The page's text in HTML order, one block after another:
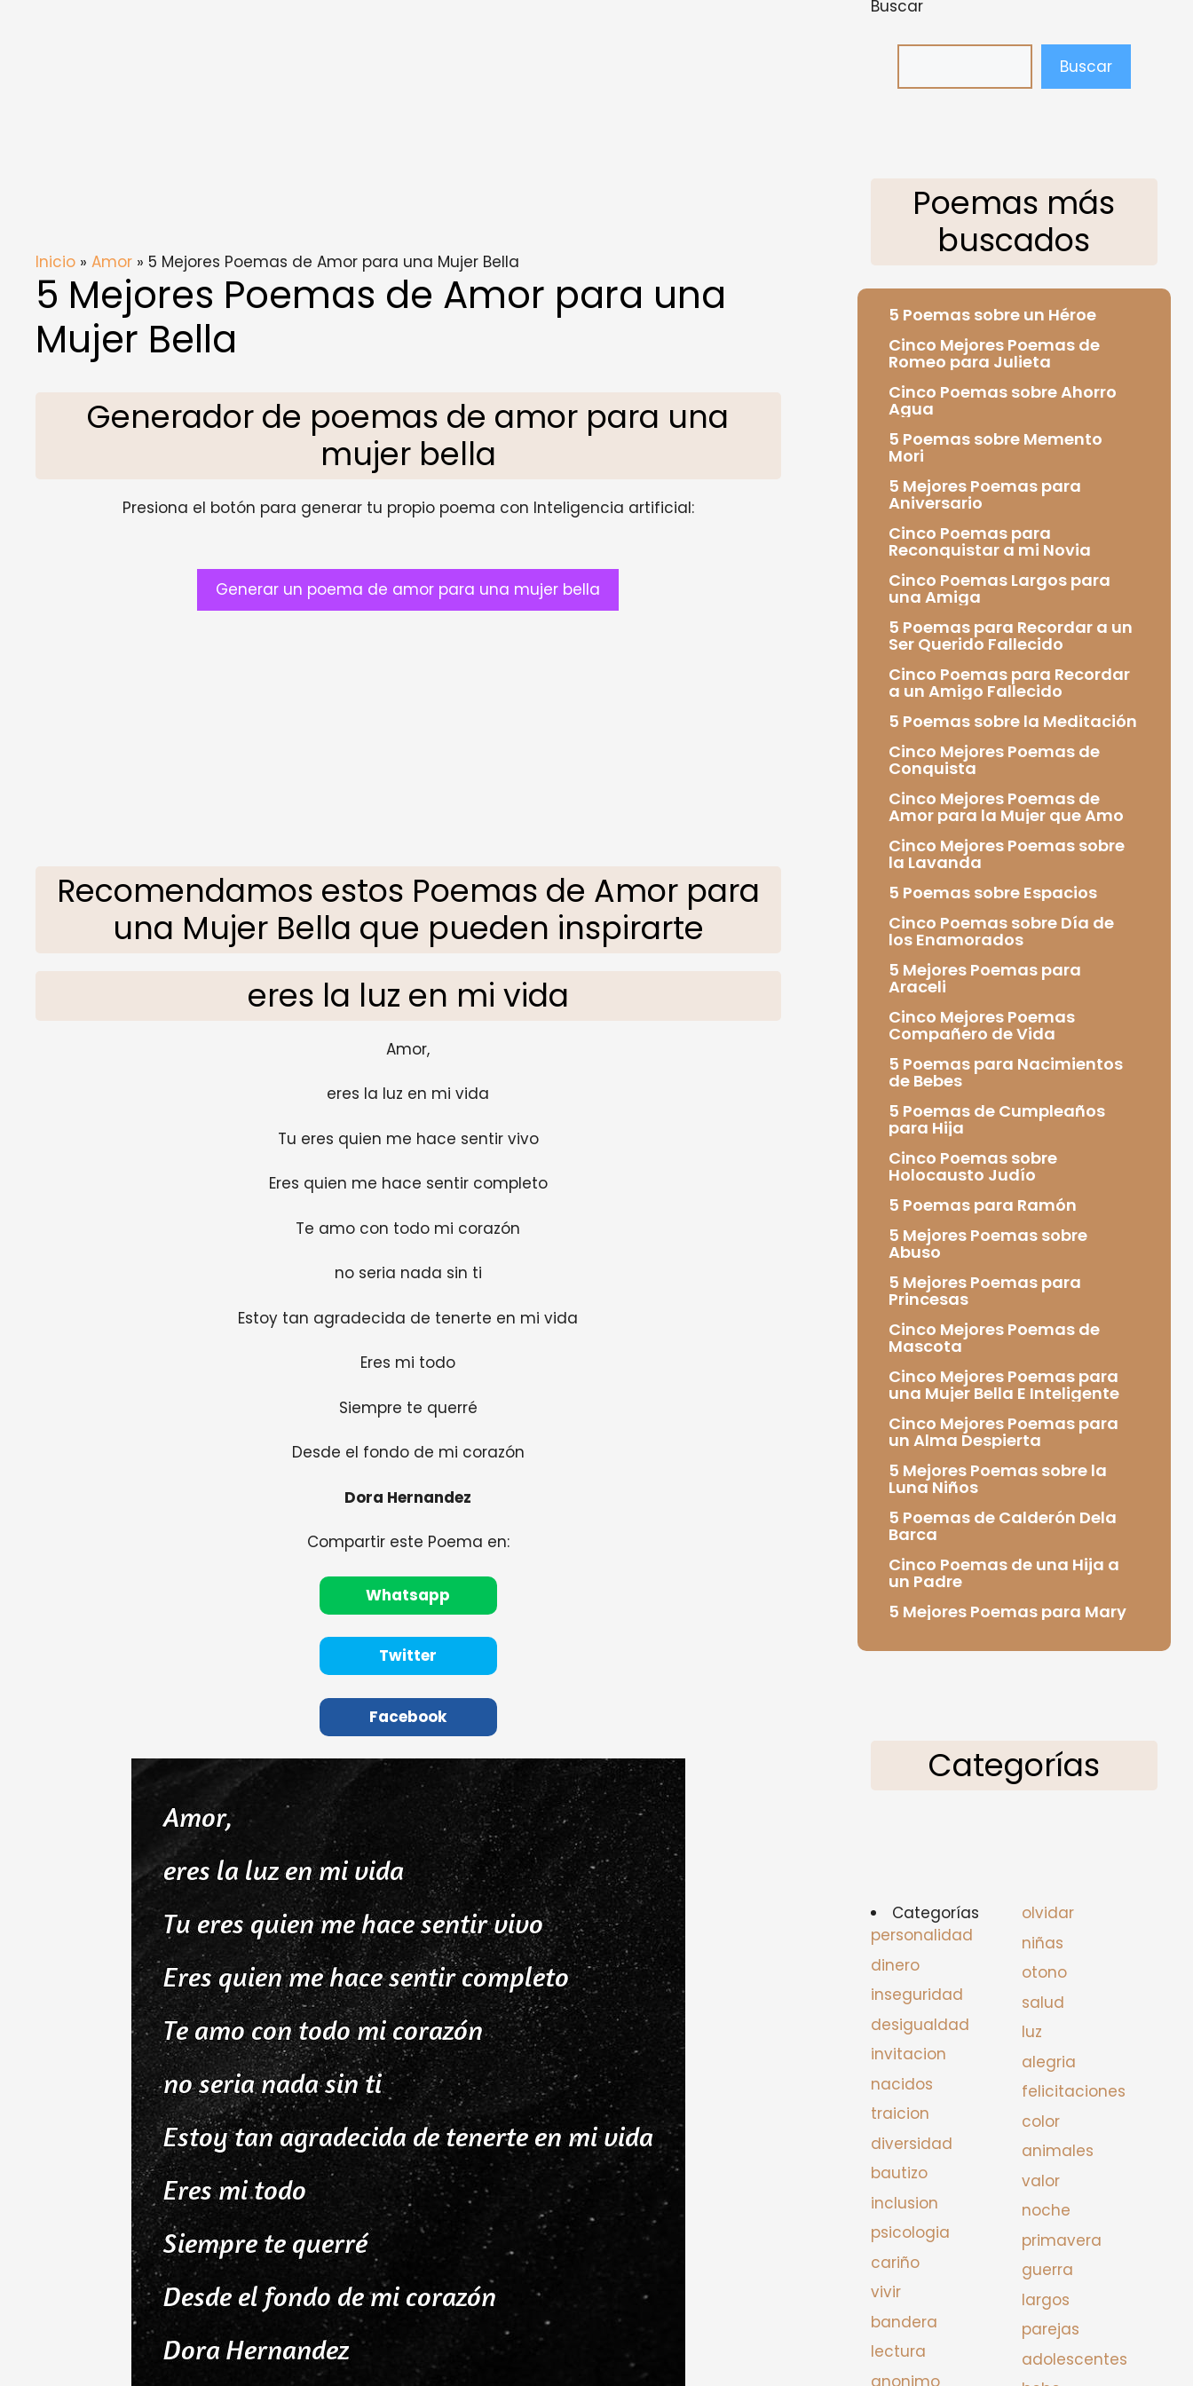
Inicio » Amor » 5 Mejores Poemas de Amor para una Mujer Bella
5 Mejores Poemas de Amor para una
Mujer Bella
Generador de poemas de amor para una
mujer bella
Presiona el botón para generar tu propio poema con Inteligencia artificial:
Generar un poema de amor para una mujer bella
Recomendamos estos Poemas de Amor para
una Mujer Bella que pueden inspirarte
eres la luz en mi vida
Amor,
eres la luz en mi vida
Tu eres quien me hace sentir vivo
Eres quien me hace sentir completo
Te amo con todo mi corazón
no seria nada sin ti
Estoy tan agradecida de tenerte en mi vida
Eres mi todo
Siempre te querré
Desde el fondo de mi corazón
Dora Hernandez
Compartir este Poema en:
Whatsapp
Twitter
Facebook
Buscar
Buscar
Poemas más
buscados
5 Poemas sobre un Héroe
Cinco Mejores Poemas de
Romeo para Julieta
Cinco Poemas sobre Ahorro
Agua
5 Poemas sobre Memento
Mori
5 Mejores Poemas para
Aniversario
Cinco Poemas para
Reconquistar a mi Novia
Cinco Poemas Largos para
una Amiga
5 Poemas para Recordar a un
Ser Querido Fallecido
Cinco Poemas para Recordar
a un Amigo Fallecido
5 Poemas sobre la Meditación
Cinco Mejores Poemas de
Conquista
Cinco Mejores Poemas de
Amor para la Mujer que Amo
Cinco Mejores Poemas sobre
la Lavanda
5 Poemas sobre Espacios
Cinco Poemas sobre Día de
los Enamorados
5 Mejores Poemas para
Araceli
Cinco Mejores Poemas
Compañero de Vida
5 Poemas para Nacimientos
de Bebes
5 Poemas de Cumpleaños
para Hija
Cinco Poemas sobre
Holocausto Judío
5 Poemas para Ramón
5 Mejores Poemas sobre
Abuso
5 Mejores Poemas para
Princesas
Cinco Mejores Poemas de
Mascota
Cinco Mejores Poemas para
una Mujer Bella E Inteligente
Cinco Mejores Poemas para
un Alma Despierta
5 Mejores Poemas sobre la
Luna Niños
5 Poemas de Calderón Dela
Barca
Cinco Poemas de una Hija a
un Padre
5 Mejores Poemas para Mary
Categorías
Categorías
personalidad
dinero
inseguridad
desigualdad
invitacion
nacidos
traicion
diversidad
bautizo
inclusion
psicologia
cariño
vivir
bandera
lectura
anonimo
olvidar
niñas
otono
salud
luz
alegria
felicitaciones
color
animales
valor
noche
primavera
guerra
largos
parejas
adolescentes